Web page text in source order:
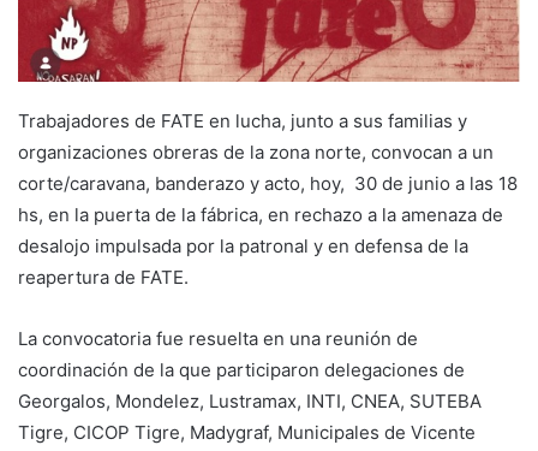
Trabajadores de FATE en lucha, junto a sus familias y
organizaciones obreras de la zona norte, convocan a un
corte/caravana, banderazo y acto, hoy, 30 de junio a las 18
hs, en la puerta de la fábrica, en rechazo a la amenaza de
desalojo impulsada por la patronal y en defensa de la
reapertura de FATE.
La convocatoria fue resuelta en una reunión de
coordinación de la que participaron delegaciones de
Georgalos, Mondelez, Lustramax, INTI, CNEA, SUTEBA
Tigre, CICOP Tigre, Madygraf, Municipales de Vicente